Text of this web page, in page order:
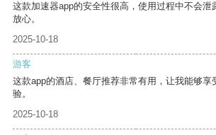
这款加速器app的安全性很高，使用过程中不会泄
放心。
2025-10-18
游客
这款app的酒店、餐厅推荐非常有用，让我能够享
验。
2025-10-18